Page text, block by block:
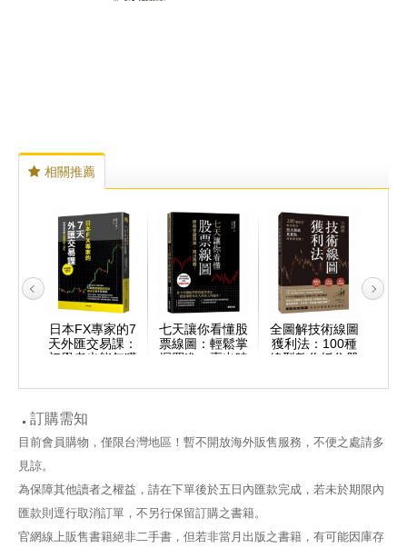
相關推薦
法
日本FX專家的7
天外匯交易課：
初學者也能年獲
七天讓你看懂股
票線圖：輕鬆掌
握買進、賣出時
全圖解技術線圖
獲利法：100種
線型教你抓住股
漲跌都能賺！
備
訂購需知
目前會員購物，僅限台灣地區！暫不開放海外販售服務，不便之處請多
見諒。
為保障其他讀者之權益，請在下單後於五日內匯款完成，若未於期限內
匯款則逕行取消訂單，不另行保留訂購之書籍。
官網線上販售書籍絕非二手書，但若非當月出版之書籍，有可能因庫存